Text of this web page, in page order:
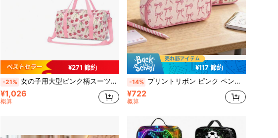
¥271 節約
-21% 女の子用大型ピンク柄スーツケース、オーバーナイトバッグ、トラベルバッグ、ウィークエンドバッグ、女の子のスリーポーバーパーティーバッグ、アウトドアスポーツバッグ、ダンスバッグ、ギフト
¥1,026
概算
¥117 節約
-14% プリントリボン ピンク ペンケース 仕切り付き、鉛筆、鍵、携帯電話、コイン、小物などが収納可能、学校、家庭、新学期に適しています
¥722
概算